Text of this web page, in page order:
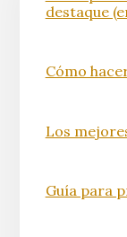
destaque
Cómo
Los
Guía para